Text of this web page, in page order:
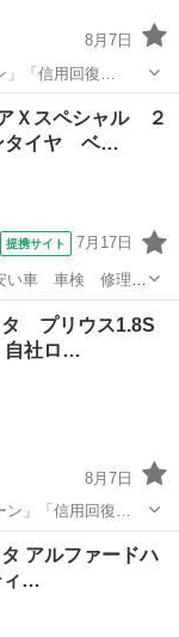
8月7日
」「信用回復…
Ｘスペシャル ２
タイヤ ベ…
提携サイト 7月17日
車 車検 修理
タ プリウス1.8S
自社ロ…
8月7日
ン」「信用回復…
アルファードハ
ィ…